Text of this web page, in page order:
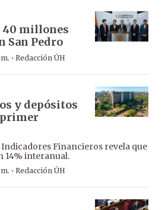
millones
San Pedro
· Redacción ÚH
y depósitos
Financieros revela que
14% interanual.
· Redacción ÚH